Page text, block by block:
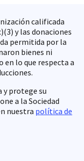
calificada
y las donaciones
permitida por la
bienes ni
en lo que respecta a
y protege su
a la Sociedad
nuestra política de